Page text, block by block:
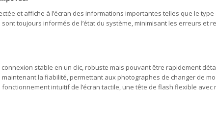
et affiche à l’écran des informations importantes telles que le
toujours informés de l’état du système, minimisant les erreurs et
connexion stable en un clic, robuste mais pouvant être rapidement
la fiabilité, permettant aux photographes de changer de
intuitif de l’écran tactile, une tête de flash flexible